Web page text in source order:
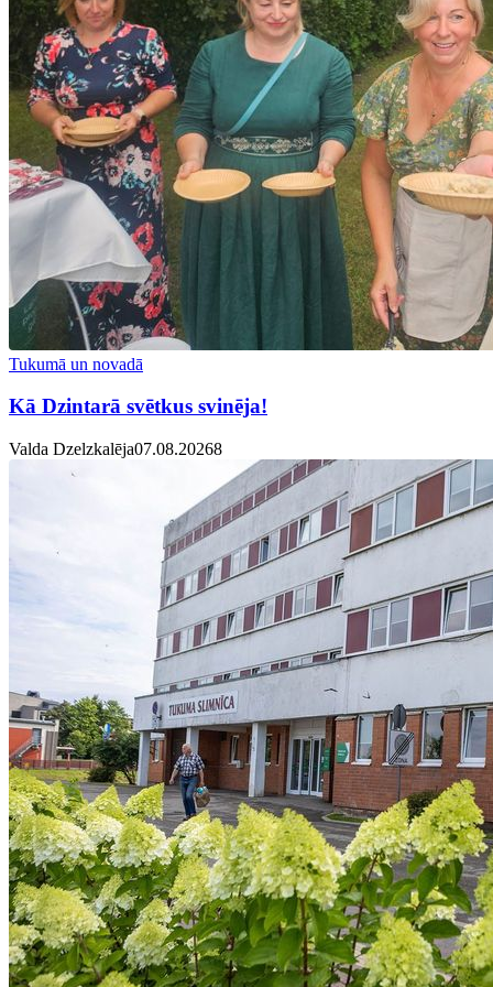
Tukumā un novadā
Kā Dzintarā svētkus svinēja!
Valda Dzelzkalēja07.08.20268